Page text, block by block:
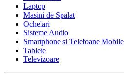
Laptop
Masini de Spalat
Ochelari
Sisteme Audio
Smartphone si Telefoane Mobile
Tablete
Televizoare